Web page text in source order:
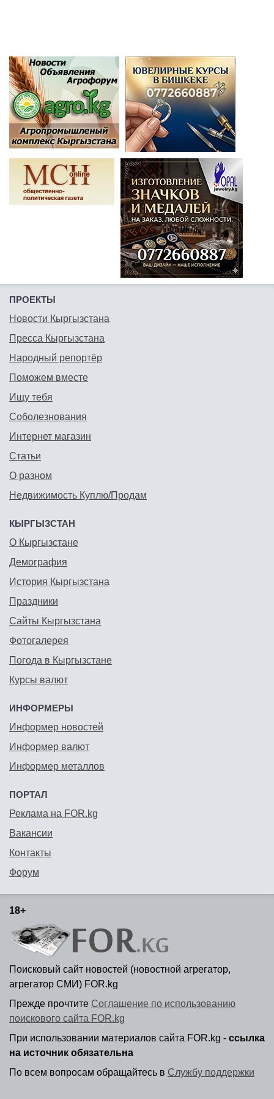
ПРОЕКТЫ
Новости Кыргызстана
Пресса Кыргызстана
Народный репортёр
Поможем вместе
Ищу тебя
Соболезнования
Интернет магазин
Статьи
О разном
Недвижимость Куплю/Продам
КЫРГЫЗСТАН
О Кыргызстане
Демография
История Кыргызстана
Праздники
Сайты Кыргызстана
Фотогалерея
Погода в Кыргызстане
Курсы валют
ИНФОРМЕРЫ
Информер новостей
Информер валют
Информер металлов
ПОРТАЛ
Реклама на FOR.kg
Вакансии
Контакты
Форум
18+
Поисковый сайт новостей (новостной агрегатор,
агрегатор СМИ) FOR.kg
Прежде прочтите Соглашение по использованию
поискового сайта FOR.kg
При использовании материалов сайта FOR.kg - ссылка
на источник обязательна
По всем вопросам обращайтесь в Службу поддержки